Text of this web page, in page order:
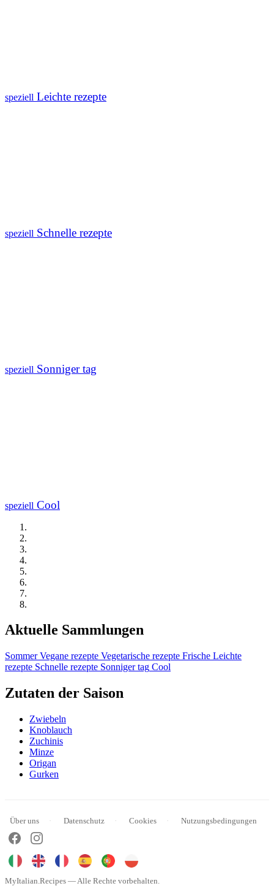
speziell Leichte rezepte
speziell Schnelle rezepte
speziell Sonniger tag
speziell Cool
Aktuelle Sammlungen
Sommer Vegane rezepte Vegetarische rezepte Frische Leichte
rezepte Schnelle rezepte Sonniger tag Cool
Zutaten der Saison
Zwiebeln
Knoblauch
Zuchinis
Minze
Origan
Gurken
Über uns Datenschutz Cookies Nutzungsbedingungen
MyItalian.Recipes — Alle Rechte vorbehalten.